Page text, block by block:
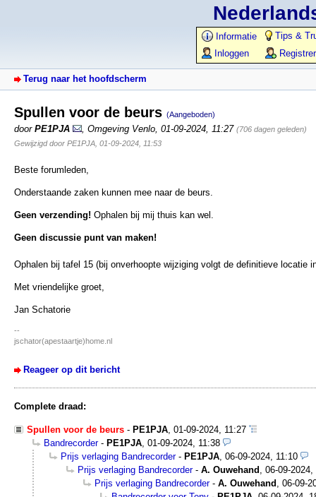
Informatie
Tips &
Inloggen
Terug naar het hoofdscherm
Spullen voor de beurs (Aangeboden)
door PE1PJA Omgeving Venlo 01-09-2024, 11:27 (706 dagen geleden)
Gewijzigd door PE1PJA, 01-09-2024, 11:53
Beste forumleden,
Onderstaande zaken kunnen mee naar de beurs.
Geen verzending! Ophalen bij mij thuis kan wel.
Geen discussie punt van maken!
Ophalen bij tafel 15 (bij onverhoopte wijziging volgt de definitieve locatie
Met vriendelijke groet,
Jan Schatorie
--
jschator(apestaartje)home.nl
Reageer op dit bericht
Complete draad:
Spullen voor de beurs - PE1PJA 01-09-2024, 11:27
Bandrecorder- PE1PJA 01-09-2024, 11:38
Prijs verlaging Bandrecorder- PE1PJA 06-09-2024, 11:10
Prijs verlaging Bandrecorder- A. Ouwehand 06-09-2024,
Prijs verlaging Bandrecorder- A. Ouwehand 06-09-